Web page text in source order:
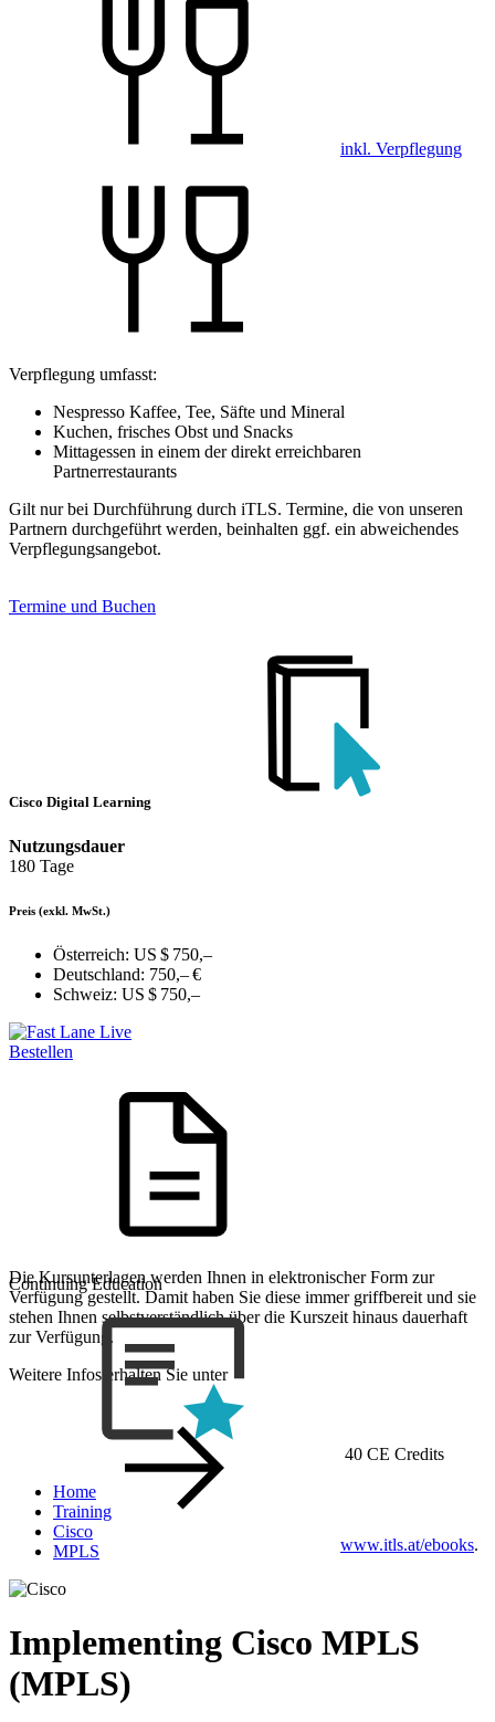
inkl. Verpflegung
Verpflegung umfasst:
Nespresso Kaffee, Tee, Säfte und Mineral
Kuchen, frisches Obst und Snacks
Mittagessen in einem der direkt erreichbaren
Partnerrestaurants
Gilt nur bei Durchführung durch iTLS. Termine, die von unseren
Partnern durchgeführt werden, beinhalten ggf. ein abweichendes
Verpflegungsangebot.
Termine und Buchen
Cisco Digital Learning
Nutzungsdauer
180 Tage
Preis (exkl. MwSt.)
Österreich: US $ 750,–
Deutschland: 750,– €
Schweiz: US $ 750,–
Bestellen
Die Kursunterlagen werden Ihnen in elektronischer Form zur
Verfügung gestellt. Damit haben Sie diese immer griffbereit und sie
stehen Ihnen selbstverständlich über die Kurszeit hinaus dauerhaft
zur Verfügung.
Weitere Infos erhalten Sie unter
www.itls.at/ebooks.
Continuing Education
40 CE Credits
Home
Training
Cisco
MPLS
Implementing Cisco MPLS
(MPLS)